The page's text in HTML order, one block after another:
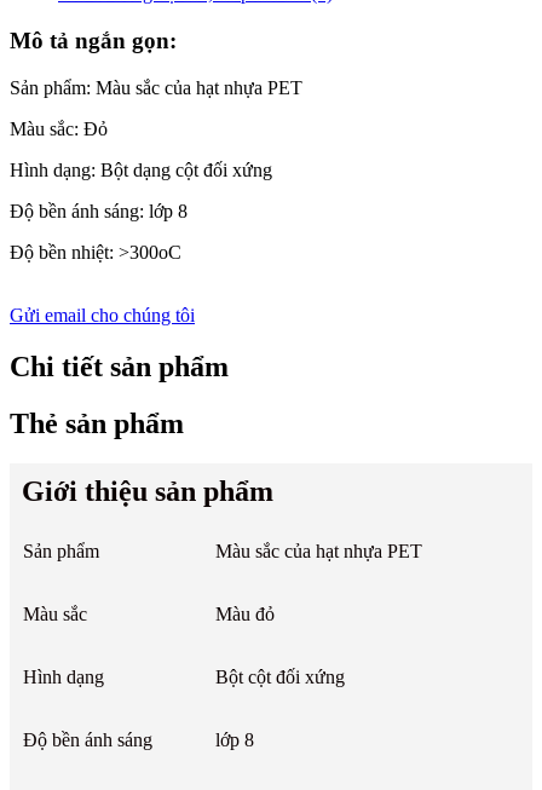
Mô tả ngắn gọn:
Sản phẩm: Màu sắc của hạt nhựa PET
Màu sắc: Đỏ
Hình dạng: Bột dạng cột đối xứng
Độ bền ánh sáng: lớp 8
Độ bền nhiệt: >300oC
Gửi email cho chúng tôi
Chi tiết sản phẩm
Thẻ sản phẩm
Giới thiệu sản phẩm
Sản phẩm Màu sắc của hạt nhựa PET
Màu sắc Màu đỏ
Hình dạng Bột cột đối xứng
Độ bền ánh sáng lớp 8